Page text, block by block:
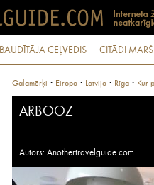
BAUDĪTĀJA CEĻVEDIS CITĀDI
Galamērķi · Eiropa · Latvija · Rīga · Kur
ARBOOZ
Autors: Anothertravelguide.com